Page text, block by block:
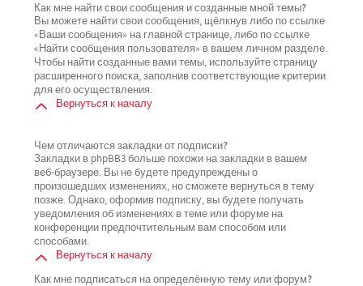
Как мне найти свои сообщения и созданные мной темы?
Вы можете найти свои сообщения, щёлкнув либо по ссылке
«Ваши сообщения» на главной странице, либо по ссылке
«Найти сообщения пользователя» в вашем личном разделе.
Чтобы найти созданные вами темы, используйте страницу
расширенного поиска, заполнив соответствующие критерии
для его осуществления.
Вернуться к началу
Чем отличаются закладки от подписки?
Закладки в phpBB3 больше похожи на закладки в вашем
веб-браузере. Вы не будете предупреждены о
произошедших изменениях, но сможете вернуться в тему
позже. Однако, оформив подписку, вы будете получать
уведомления об изменениях в теме или форуме на
конференции предпочтительным вам способом или
способами.
Вернуться к началу
Как мне подписаться на определённую тему или форум?